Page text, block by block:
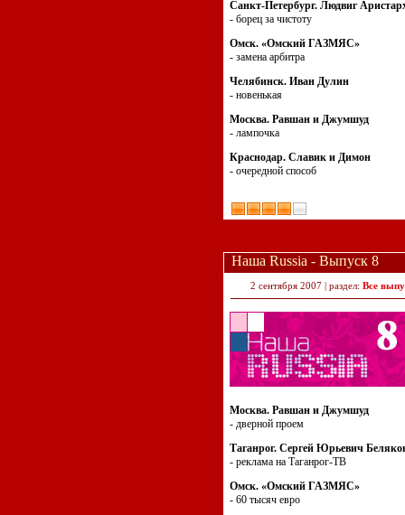
Санкт-Петербург. Людвиг
- борец за чистоту
Омск. «Омский ГАЗМЯС»
- замена арбитра
Челябинск. Иван Дулин
- новенькая
Москва. Равшан и Джумшуд
- лампочка
Краснодар. Славик и Димон
- очередной способ
Наша Russia - Выпуск 8
2 сентября 2007 | раздел: Все
Москва. Равшан и Джумшуд
- дверной проем
Таганрог. Сергей Юрьевич
- реклама на Таганрог-ТВ
Омск. «Омский ГАЗМЯС»
- 60 тысяч евро